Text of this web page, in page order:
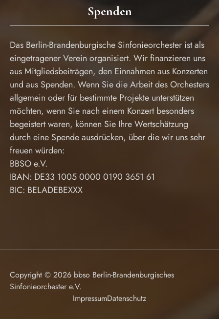
Spenden
Das Berlin-Brandenburgische Sinfonieorchester ist als
eingetragener Verein organisiert. Wir finanzieren uns
aus Mitgliedsbeiträgen, den Einnahmen aus Konzerten
und aus Spenden. Wenn Sie die Arbeit des Orchesters
allgemein oder für bestimmte Projekte unterstützen
möchten, wenn Sie nach einem Konzert besonders
begeistert waren, können Sie Ihre Wertschätzung
durch eine Spende ausdrücken, über die wir uns sehr
freuen würden:
BBSO e.V.
IBAN: DE33 1005 0000 0190 3651 61
BIC: BELADEBEXXX
Copyright © 2026 bbso Berlin-Brandenburgisches
Sinfonieorchester e.V.
ImpressumDatenschutz